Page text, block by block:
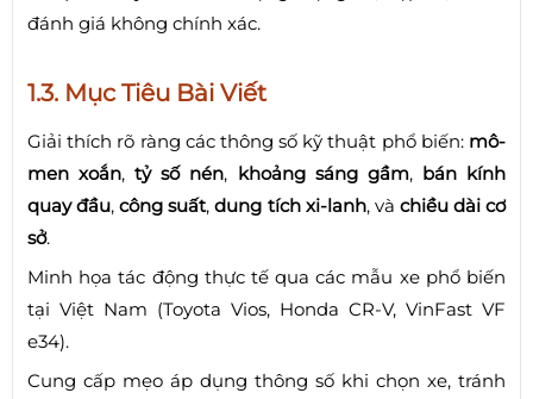
đánh giá không chính xác.
1.3. Mục Tiêu Bài Viết
Giải thích rõ ràng các thông số kỹ thuật phổ biến: mô-
men xoắn,tỷ số nén, khoảng sáng gầm, bán kính
quay đầu,công suất,dung tích xi-lanh, và chiều dài cơ
sở.
Minh họa tác động thực tế qua các mẫu xe phổ biến
tại Việt Nam (Toyota Vios, Honda CR-V, VinFast VF
e34).
Cung cấp mẹo áp dụng thông số khi chọn xe, tránh